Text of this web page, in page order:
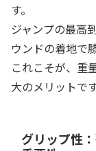
す。
ジャンプの最高
ウンドの着地で
これこそが、重
大のメリットです
グリップ性